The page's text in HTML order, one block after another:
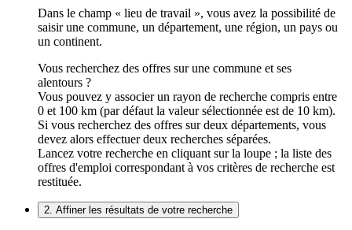
Dans le champ « lieu de travail », vous avez la possibilité de
saisir une commune, un département, une région, un pays ou
un continent.
Vous recherchez des offres sur une commune et ses
alentours ?
Vous pouvez y associer un rayon de recherche compris entre
0 et 100 km (par défaut la valeur sélectionnée est de 10 km).
Si vous recherchez des offres sur deux départements, vous
devez alors effectuer deux recherches séparées.
Lancez votre recherche en cliquant sur la loupe ; la liste des
offres d'emploi correspondant à vos critères de recherche est
restituée.
2. Affiner les résultats de votre recherche